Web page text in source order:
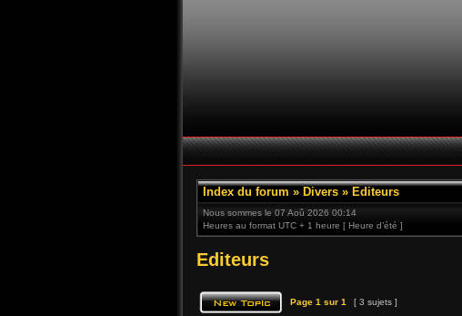
Index du forum » Divers » Editeurs
Nous sommes le 07 Aoû 2026 00:14
Heures au format UTC + 1 heure [ Heure d’été ]
Editeurs
Page 1 sur 1 [ 3 sujets ]